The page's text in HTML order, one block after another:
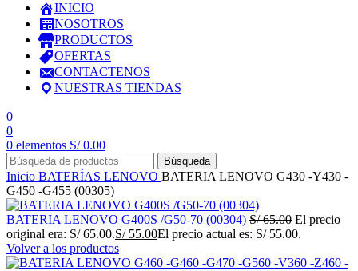
INICIO
NOSOTROS
PRODUCTOS
OFERTAS
CONTACTENOS
NUESTRAS TIENDAS
0
0
0 elementos S/0.00
Búsqueda
Inicio BATERÍAS LENOVO BATERIA LENOVO G430 -Y430 -
G450 -G455 (00305)
BATERIA LENOVO G400S /G50-70 (00304) S/65.00 El precio
original era: S/ 65.00.S/55.00El precio actual es: S/ 55.00.
Volver a los productos